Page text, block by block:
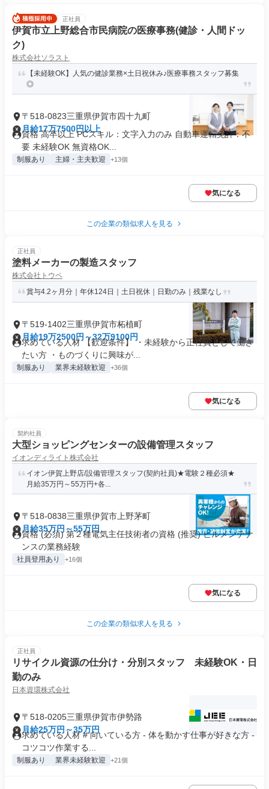
正社員
伊賀市立上野総合市民病院の医療事務(健診・人間ドッ
ク)
株式会社ソラスト
【未経験OK】人気の健診業務×土日祝休み♪医療事務スタッフ募集
◎
〒518-0823三重県伊賀市四十九町
月給17万7500円以上
資格 高卒以上 PCスキル：文字入力のみ 自動車運転免許：不
要 未経験OK 無資格OK...
制服あり 主婦・主夫歓迎 +13個
気になる
この企業の類似求人を見る
正社員
塗料メーカーの製造スタッフ
株式会社トウペ
賞与4.2ヶ月分｜年休124日｜土日祝休｜日勤のみ｜残業なし
〒519-1402三重県伊賀市柘植町
月給19万2500円～32万9100円
求めている人材 【歓迎条件】 ・未経験から正社員として働き
たい方 ・ものづくりに興味が...
制服あり 業界未経験歓迎 +36個
気になる
契約社員
大型ショッピングセンターの設備管理スタッフ
イオンディライト株式会社
イオン伊賀上野店/設備管理スタッフ(契約社員)★電験２種必須★
月給35万円～55万円+各...
〒518-0838三重県伊賀市上野茅町
月給35万円～55万円
資格 (必須) 第２種電気主任技術者の資格 (推奨) ビルメンテナ
ンスの業務経験
社員登用あり +16個
気になる
この企業の類似求人を見る
正社員
リサイクル資源の仕分け・分別スタッフ 未経験OK・日
勤のみ
日本資環株式会社
〒518-0205三重県伊賀市伊勢路
月給25万円～35万円
求めている人材 # 向いている方 - 体を動かす仕事が好きな方 -
コツコツ作業する...
制服あり 業界未経験歓迎 +21個